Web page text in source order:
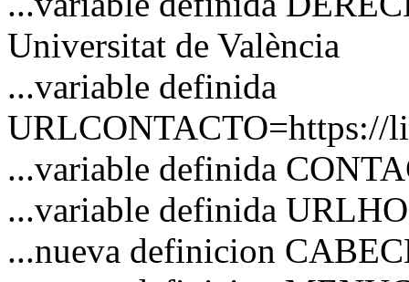
Universitat de València
...variable definida
URLCONTACTO=https://
...variable definida
...variable definida
...nueva definicion